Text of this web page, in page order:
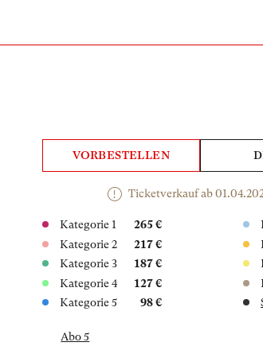
VORBESTELLEN
Ticketverkauf ab
Kategorie 1
265 €
Kategorie 2
217 €
Kategorie 3
187 €
Kategorie 4
127 €
Kategorie 5
98 €
Abo 5